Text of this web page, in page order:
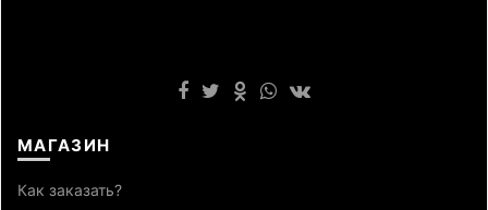
МАГАЗИН
Как заказать?